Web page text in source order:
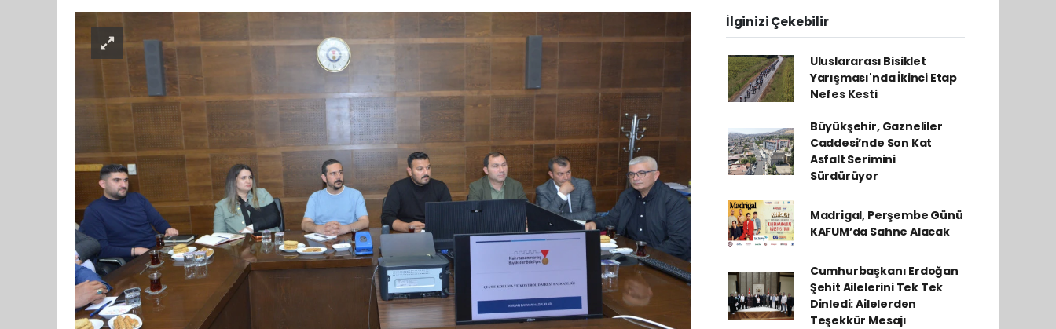
İlginizi Çekebilir
Uluslararası Bisiklet
Yarışması'nda İkinci Etap
Nefes Kesti
Büyükşehir, Gazneliler
Caddesi’nde Son Kat
Asfalt Serimini
Sürdürüyor
Madrigal, Perşembe Günü
KAFUM’da Sahne Alacak
Cumhurbaşkanı Erdoğan
Şehit Ailelerini Tek Tek
Dinledi: Ailelerden
Teşekkür Mesajı